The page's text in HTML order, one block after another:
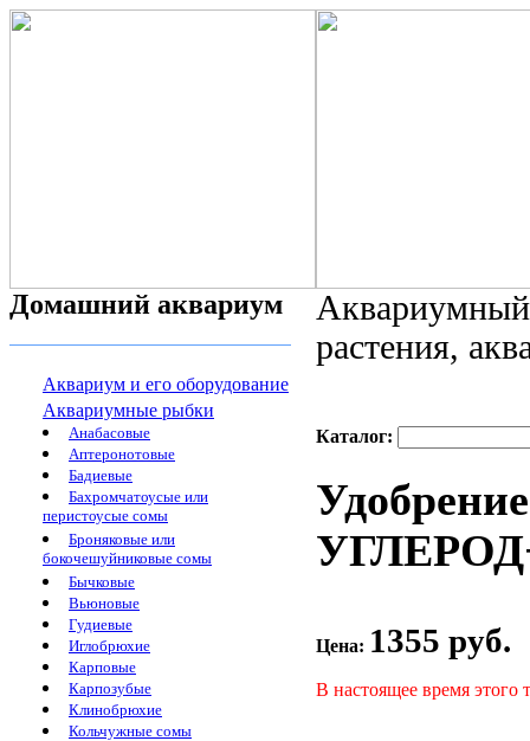
Домашний аквариум
Аквариум и его оборудование
Аквариумные рыбки
Анабасовые
Аптеронотовые
Бадиевые
Бахромчатоусые или
перистоусые сомы
Броняковые или
бокочешуйниковые сомы
Бычковые
Вьюновые
Гудиевые
Иглобрюхие
Карповые
Карпозубые
Клинобрюхие
Кольчужные сомы
растения,
Каталог:
Цена: 1355 руб.
В настоящее время этого